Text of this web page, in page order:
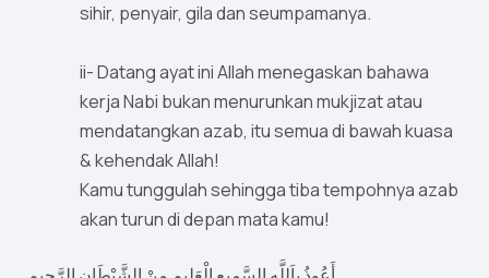
sihir, penyair, gila dan seumpamanya.
ii- Datang ayat ini Allah menegaskan bahawa
kerja Nabi bukan menurunkan mukjizat atau
mendatangkan azab, itu semua di bawah kuasa
& kehendak Allah!
Kamu tunggulah sehingga tiba tempohnya azab
akan turun di depan mata kamu!